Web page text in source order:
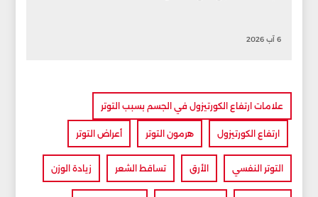
6 آب 2026
علامات ارتفاع الكورتيزول في الجسم بسبب التوتر
ارتفاع الكورتيزول هرمون التوتر أعراض التوتر
التوتر النفسي الأرق تساقط الشعر زيادة الوزن